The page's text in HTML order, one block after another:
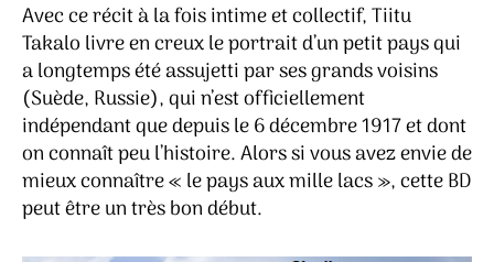
Avec ce récit à la fois intime et collectif, Tiitu
Takalo livre en creux le portrait d’un petit pays qui
a longtemps été assujetti par ses grands voisins
(Suède, Russie), qui n’est officiellement
indépendant que depuis le 6 décembre 1917 et dont
on connaît peu l’histoire. Alors si vous avez envie de
mieux connaître « le pays aux mille lacs », cette BD
peut être un très bon début.